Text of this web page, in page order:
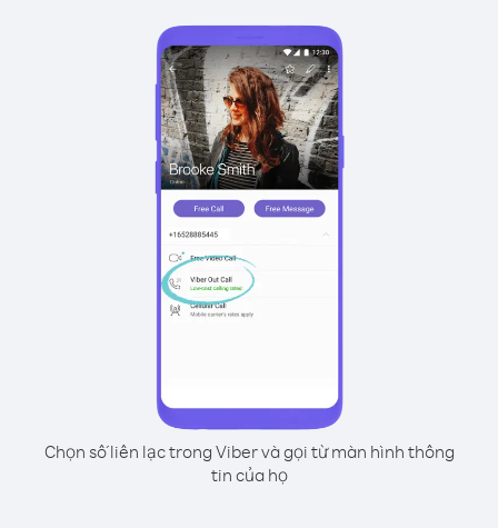
Chọn số liên lạc trong Viber và gọi từ màn hình thông
tin của họ